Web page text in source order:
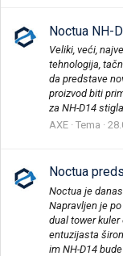
Noctua NH-
Veliki, veći,
tehnologija,
da predstave
proizvod biti
za NH-D14 stigla
AXE Tema
Noctua
Noctua je
Napravljen je
dual tower kuler
entuzijasta
im NH-D14